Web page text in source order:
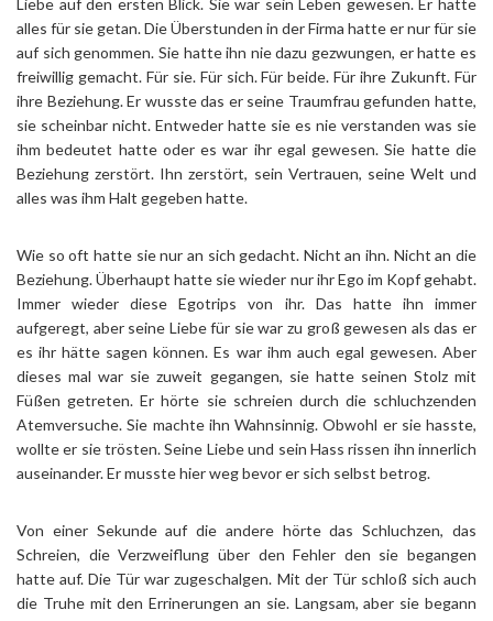
Liebe auf den ersten Blick. Sie war sein Leben gewesen. Er hätte
alles für sie getan. Die Überstunden in der Firma hatte er nur für sie
auf sich genommen. Sie hatte ihn nie dazu gezwungen, er hatte es
freiwillig gemacht. Für sie. Für sich. Für beide. Für ihre Zukunft. Für
ihre Beziehung. Er wusste das er seine Traumfrau gefunden hatte,
sie scheinbar nicht. Entweder hatte sie es nie verstanden was sie
ihm bedeutet hatte oder es war ihr egal gewesen. Sie hatte die
Beziehung zerstört. Ihn zerstört, sein Vertrauen, seine Welt und
alles was ihm Halt gegeben hatte.
Wie so oft hatte sie nur an sich gedacht. Nicht an ihn. Nicht an die
Beziehung. Überhaupt hatte sie wieder nur ihr Ego im Kopf gehabt.
Immer wieder diese Egotrips von ihr. Das hatte ihn immer
aufgeregt, aber seine Liebe für sie war zu groß gewesen als das er
es ihr hätte sagen können. Es war ihm auch egal gewesen. Aber
dieses mal war sie zuweit gegangen, sie hatte seinen Stolz mit
Füßen getreten. Er hörte sie schreien durch die schluchzenden
Atemversuche. Sie machte ihn Wahnsinnig. Obwohl er sie hasste,
wollte er sie trösten. Seine Liebe und sein Hass rissen ihn innerlich
auseinander. Er musste hier weg bevor er sich selbst betrog.
Von einer Sekunde auf die andere hörte das Schluchzen, das
Schreien, die Verzweiflung über den Fehler den sie begangen
hatte auf. Die Tür war zugeschalgen. Mit der Tür schloß sich auch
die Truhe mit den Errinerungen an sie. Langsam, aber sie begann